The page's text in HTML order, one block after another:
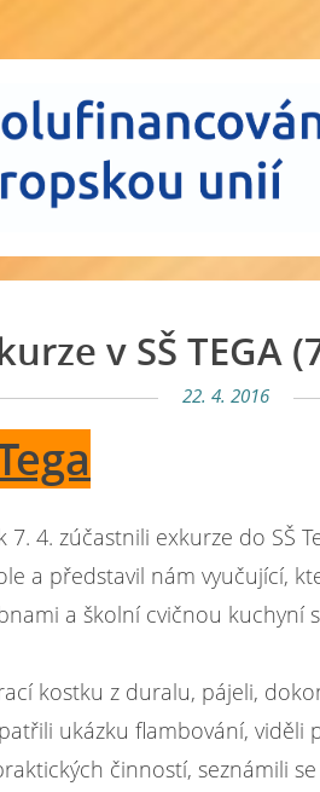
v SŠ TEGA
22. 4. 2016
7. 4. zúčastnili exkurze do SŠ
a představil nám vyučující,
a školní cvičnou kuchyní
kostku z duralu, pájeli,
ukázku flambování, viděli
činností, seznámili